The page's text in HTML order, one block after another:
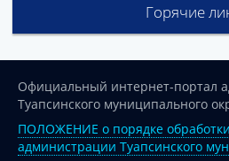
Горячие
Официальный интернет-портал
Туапсинского муниципального
ПОЛОЖЕНИЕ о порядке
администрации Туапсинского